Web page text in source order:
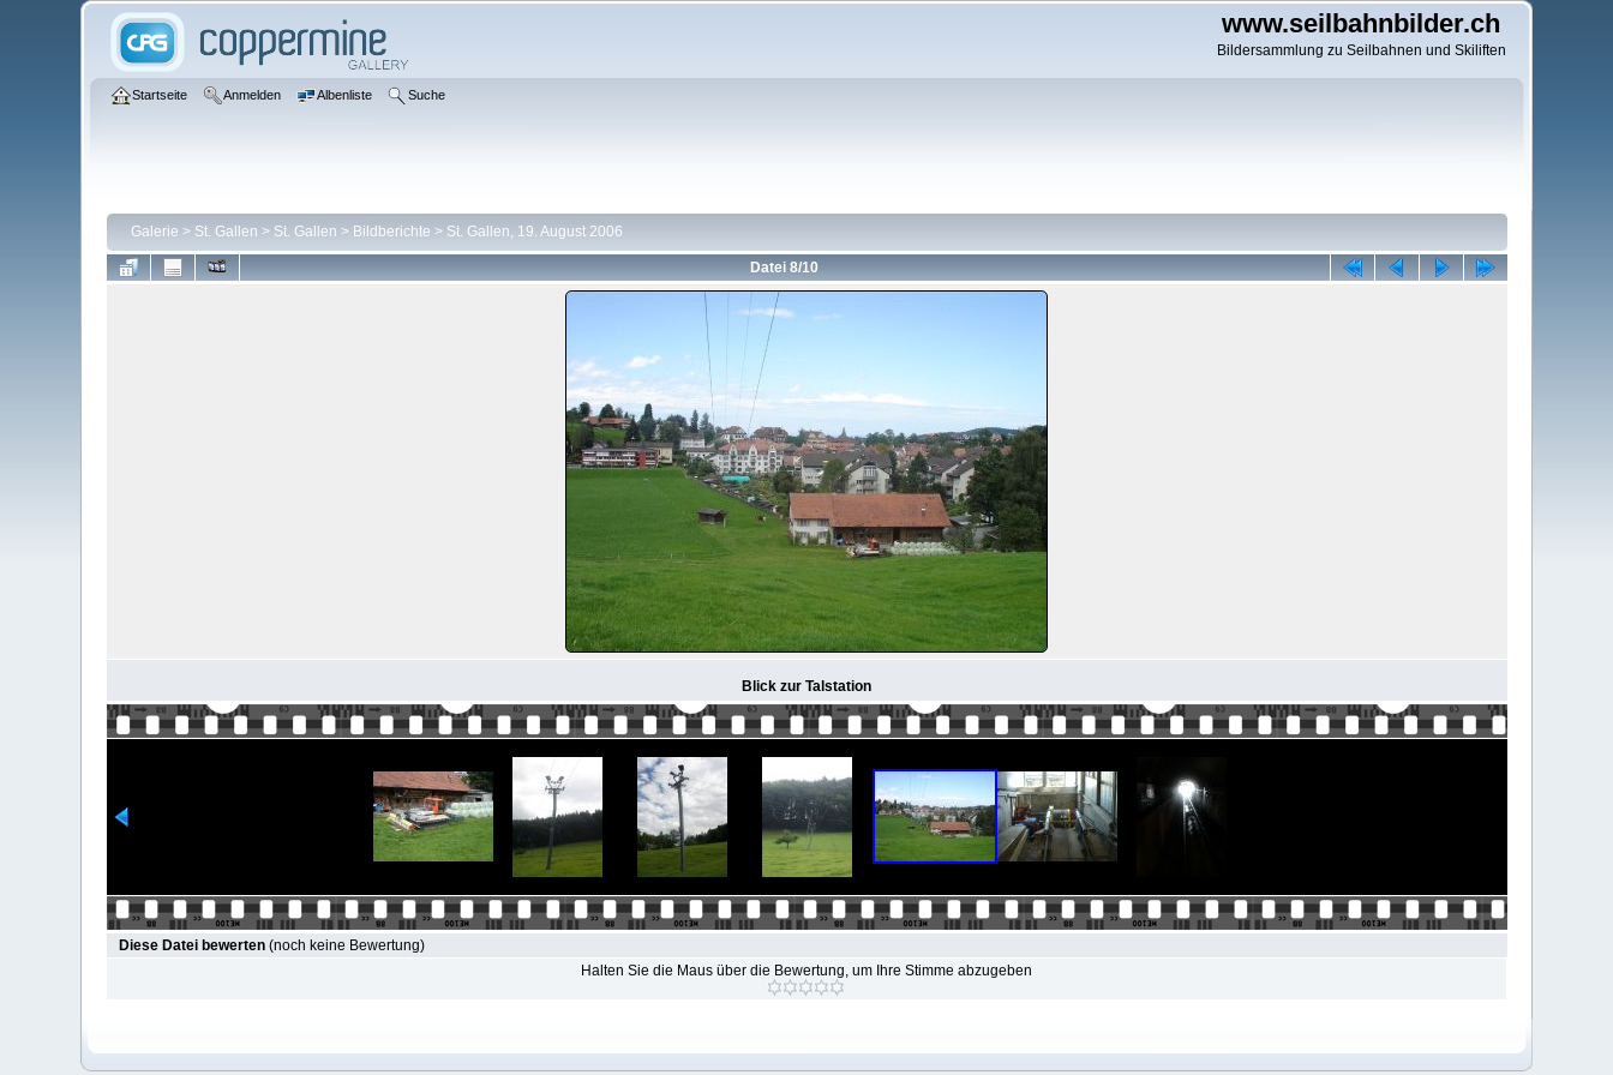
www.seilbahnbilder.ch
Bildersammlung zu Seilbahnen und Skiliften
Startseite Anmelden Albenliste Suche
Galerie > St. Gallen > St. Gallen > Bildberichte > St. Gallen, 19. August 2006
Datei 8/10
Blick zur Talstation
Diese Datei bewerten(noch keine Bewertung)
Halten Sie die Maus über die Bewertung, um Ihre Stimme abzugeben